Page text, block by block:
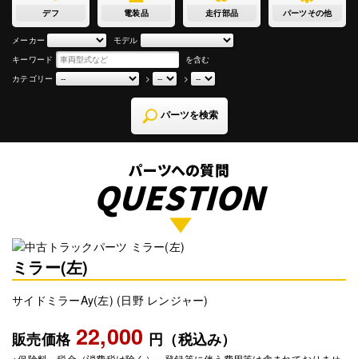
デフ 電装品 走行部品 パーツその他
メーカー
モデル
キーワード
を含む
カテゴリー
> >
パーツを検索
パーツへの質問
QUESTION
ミラー(左)
サイドミラーAy(左) (日野 レンジャー)
販売価格 22,000 円（税込み）